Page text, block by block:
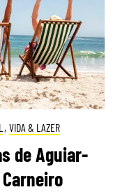
, VIDA & LAZER
de Aguiar-